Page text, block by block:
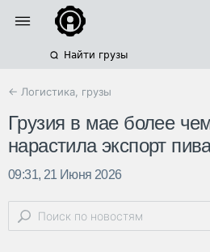
Найти грузы
← Логистика, грузы
Грузия в мае более
нарастила экспорт
09:31, 21 Июня 2026